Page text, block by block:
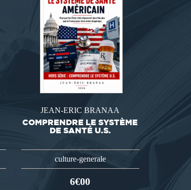
JEAN-ERIC BRANAA
COMPRENDRE LE SYSTÈME
DE SANTÉ U.S.
culture-generale
6€00